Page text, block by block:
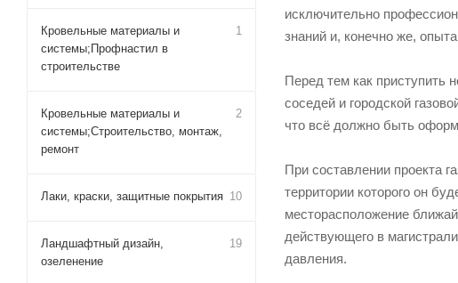
исключительно
знаний и, конечно же,
Перед тем как приступить
соседей и городской
что всё должно быть
При составлении проекта
территории которого он
месторасположение
действующего в
давления.
Кровельные материалы и
системы;Профнастил в
строительстве
1
Кровельные материалы и
системы;Строительство, монтаж,
ремонт
2
Лаки, краски, защитные покрытия 10
Ландшафтный дизайн,
озеленение
19